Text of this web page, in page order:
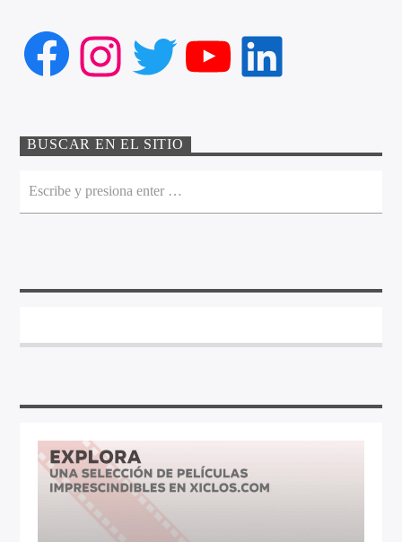
Facebook
Instagram
Twitter
YouTube
LinkedIn
BUSCAR EN EL SITIO